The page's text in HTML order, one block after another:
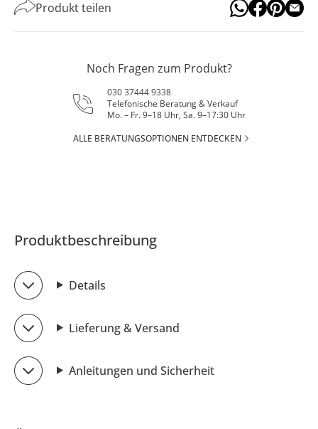
Produkt teilen
Noch Fragen zum Produkt?
030 37444 9338
Telefonische Beratung & Verkauf
Mo. – Fr. 9–18 Uhr, Sa. 9–17:30 Uhr
ALLE BERATUNGSOPTIONEN ENTDECKEN
Produktbeschreibung
Details
Lieferung & Versand
Anleitungen und Sicherheit